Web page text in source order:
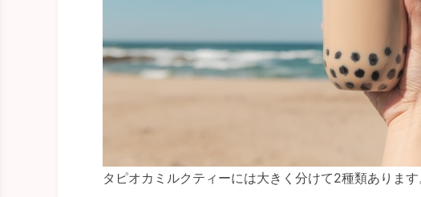
タピオカミルクティーには大きく分けて2種類あります